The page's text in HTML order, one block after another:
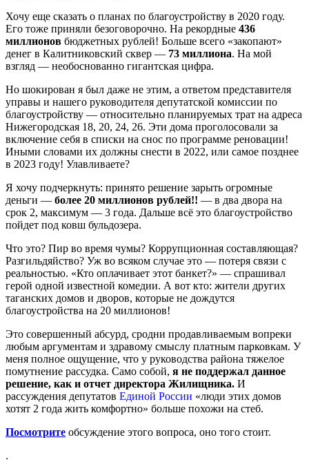
Хочу еще сказать о планах по благоустройству в 2020 году.
Его тоже приняли безоговорочно. На рекордные 436
миллионов бюджетных рублей! Больше всего «закопают»
денег в Калитниковский сквер — 73 миллиона. На мой
взгляд — необоснованно гигантская цифра.
Но шокирован я был даже не этим, а ответом представителя
управы и нашего руководителя депутатской комиссии по
благоустройству — относительно планируемых трат на адреса
Нижегородская 18, 20, 24, 26. Эти дома проголосовали за
включение себя в списки на снос по программе реновации!
Иными словами их должны снести в 2022, или самое позднее
в 2023 году! Улавливаете?
Я хочу подчеркнуть: принято решение зарыть огромные
деньги — более 20 миллионов рублей!! — в два двора на
срок 2, максимум — 3 года. Дальше всё это благоустройство
пойдет под ковш бульдозера.
Что это? Пир во время чумы? Коррупционная составляющая?
Разгильдяйство? Уж во всяком случае это — потеря связи с
реальностью. «Кто оплачивает этот банкет?» — спрашивал
герой одной известной комедии. А вот кто: жители других
таганских домов и дворов, которые не дождутся
благоустройства на 20 миллионов!
Это совершенный абсурд, сродни продавливаемым вопреки
любым аргументам и здравому смыслу платным парковкам. У
меня полное ощущение, что у руководства района тяжелое
помутнение рассудка. Само собой, я не поддержал данное
решение, как и отчет директора Жилищника. И
рассуждения депутатов Единой России «люди этих домов
хотят 2 года жить комфортно» больше похожи на стеб.
Посмотрите обсуждение этого вопроса, оно того стоит.
.